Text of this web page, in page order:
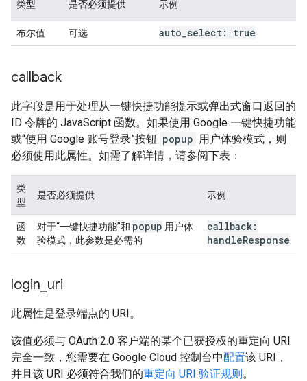
类型 是否必须提供 示例
布尔值 可选 auto select: true
callback
此字段是用于处理从一键快捷功能提示或弹出式窗口返回的
ID 令牌的 JavaScript 函数。如果使用 Google 一键快捷功能
或“使用 Google 账号登录”按钮 popup 用户体验模式，则
必须使用此属性。如需了解详情，请参阅下表：
类
型
是否必须提供 示例
函
数
对于“一键快捷功能”和 popup 用户体
验模式，此参数是必需的
callback:
handleResponse
login uri
此属性是登录端点的 URI。
该值必须与 OAuth 2.0 客户端的某个已获授权的重定向 URI
完全一致，您需要在 Google Cloud 控制台中配置该 URI，
并且该 URI 必须符合我们的重定向 URI 验证规则。